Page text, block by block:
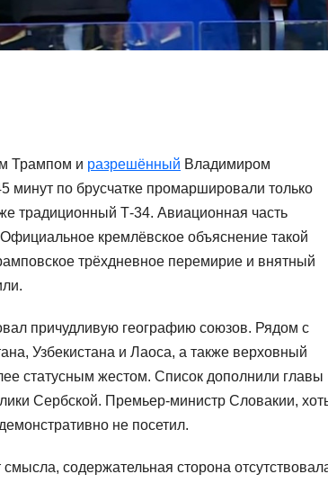
Трампом и разрешённый Владимиром
минут по брусчатке промаршировали только
традиционный Т-34. Авиационная часть
кремлёвское объяснение такой
трёхдневное перемирие и внятный
причудливую географию союзов. Рядом с
Узбекистана и Лаоса, а также верховный
статусным жестом. Список дополнили главы
Сербской. Премьер-министр Словакии,
не посетил.
содержательная сторона